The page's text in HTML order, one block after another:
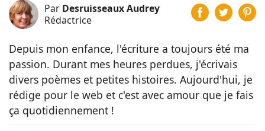
Par Desruisseaux Audrey
Rédactrice
Depuis mon enfance, l'écriture a toujours été ma
passion. Durant mes heures perdues, j'écrivais
divers poèmes et petites histoires. Aujourd'hui, je
rédige pour le web et c'est avec amour que je fais
ça quotidiennement !